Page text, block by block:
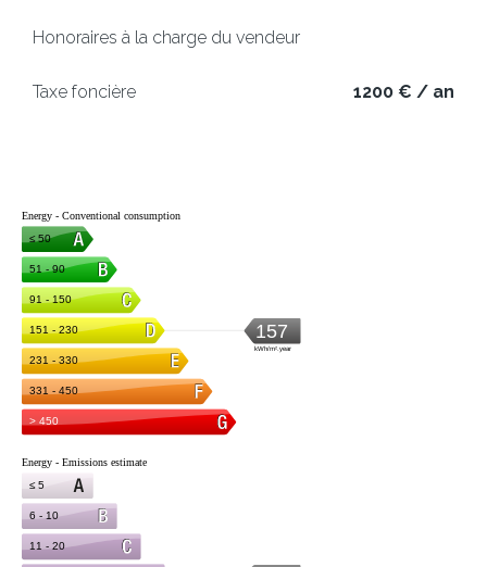
Honoraires à la charge du vendeur
Taxe foncière 1200 € / an